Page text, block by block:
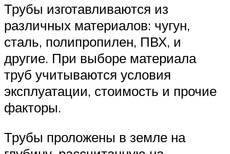
Трубы изготавливаются из
различных материалов: чугун,
сталь, полипропилен, ПВХ, и
другие. При выборе материала
труб учитываются условия
эксплуатации, стоимость и прочие
факторы.
Трубы проложены в земле на